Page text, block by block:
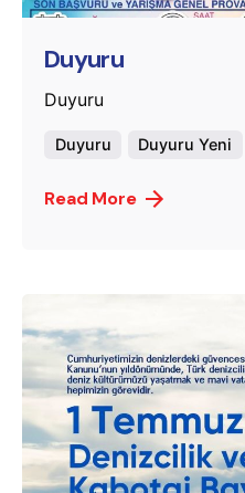
Duyuru
Duyuru
Duyuru Duyuru Yeni
Read More